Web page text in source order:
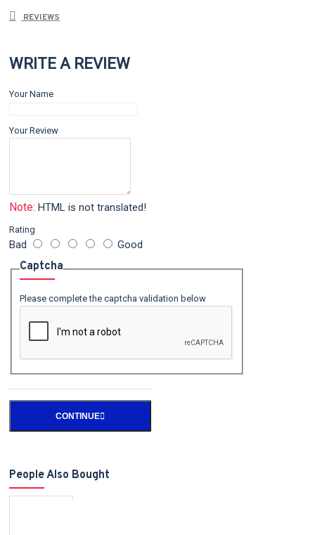
REVIEWS
WRITE A REVIEW
Your Name
Your Review
Note: HTML is not translated!
Rating
Bad Good
Captcha
Please complete the captcha validation below
CONTINUE
People Also Bought